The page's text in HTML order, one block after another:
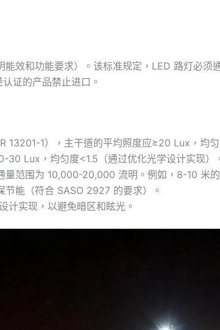
效和功能要求）。该标准规定，LED 路灯必须
证的产品禁止进口。
13201-1），主干道的平均照度应≥20 Lux，均
Lux，均匀度<1.5（通过优化光学设计实现）
量范围为 10,000-20,000 流明。例如，8-10 米
能（符合 SASO 2927 的要求）。
计实现，以避免暗区和眩光。